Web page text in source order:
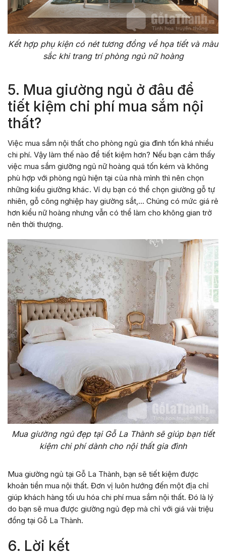
Kết hợp phụ kiện có nét tương đồng về họa tiết và màu
sắc khi trang trí phòng ngủ nữ hoàng
5. Mua giường ngủ ở đâu để
tiết kiệm chi phí mua sắm nội
thất?
Việc mua sắm nội thất cho phòng ngủ gia đình tốn khá nhiều
chi phí. Vậy làm thế nào để tiết kiệm hơn? Nếu bạn cảm thấy
việc mua sắm giường ngủ nữ hoàng quá tốn kém và không
phù hợp với phòng ngủ hiện tại của nhà mình thì nên chọn
những kiểu giường khác. Ví dụ bạn có thể chọn giường gỗ tự
nhiên, gỗ công nghiệp hay giường sắt,… Chúng có mức giá rẻ
hơn kiểu nữ hoàng nhưng vẫn có thể làm cho không gian trở
nên thời thượng.
Mua giường ngủ đẹp tại Gỗ La Thành sẽ giúp bạn tiết
kiệm chi phí dành cho nội thất gia đình
Mua giường ngủ tại Gỗ La Thành, bạn sẽ tiết kiệm được
khoản tiền mua nội thất. Đơn vị luôn hướng đến một địa chỉ
giúp khách hàng tối ưu hóa chi phí mua sắm nội thất. Đó là lý
do bạn sẽ mua được giường ngủ đẹp mà chỉ với giá vài triệu
đồng tại Gỗ La Thành.
6. Lời kết